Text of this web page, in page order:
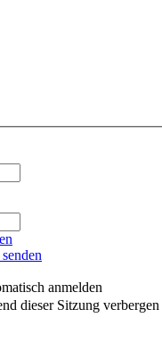
anmelden
dieser Sitzung verbergen